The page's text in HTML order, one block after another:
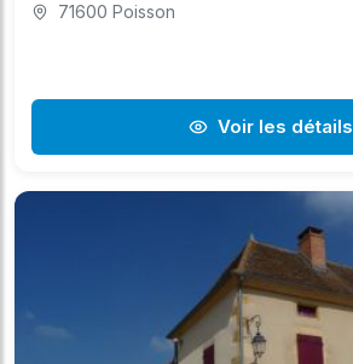
71600 Poisson
Voir les détails